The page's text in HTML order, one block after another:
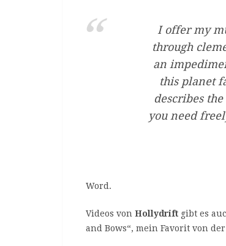
I offer my
through
an
this planet
describes
you need
Word.
Videos von Hollydriftgibt es
and Bows“, mein Favorit von